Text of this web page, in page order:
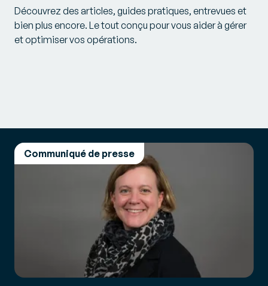
Découvrez des articles, guides pratiques, entrevues et
bien plus encore. Le tout conçu pour vous aider à gérer
et optimiser vos opérations.
Communiqué de presse